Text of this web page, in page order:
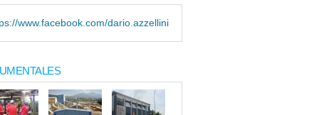
www.facebook.com/dario.azzellini